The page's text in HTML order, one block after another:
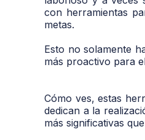
con herramientas
metas.
Esto no solamente
más proactivo para
Cómo ves, estas
dedican a la
más significativas